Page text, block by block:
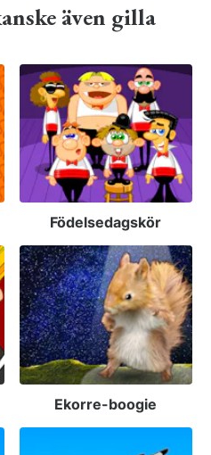
även gilla
Födelsedagskör
Ekorre-boogie